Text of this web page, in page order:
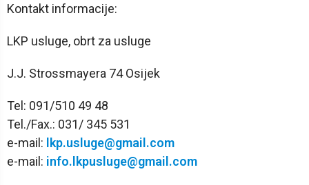
Kontakt informacije:
LKP usluge, obrt za usluge
J.J. Strossmayera 74 Osijek
Tel: 091/510 49 48
Tel./Fax.: 031/ 345 531
e-mail:
lkp.usluge@gmail.com
e-mail: info.lkpusluge@gmail.com